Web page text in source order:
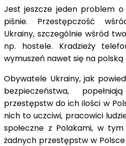
Jest jeszcze jeden problem
piśnie. Przestępczość
Ukrainy, szczególnie wśród
np. hostele. Kradzieży
wymuszeń nawet się na polską
Obywatele Ukrainy, jak
bezpieczeństwa,
przestępstw do ich ilości w
nich to uczciwi, pracowici
społeczne z Polakami, w
żadnych przestępstw w